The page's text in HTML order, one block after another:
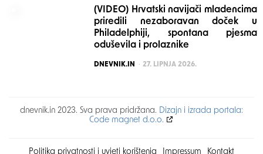
(VIDEO) Hrvatski navijači mladencima
priredili nezaboravan doček u
Philadelphiji, spontana pjesma
oduševila i prolaznike
POSTED
DNEVNIK.IN 27. LIPNJA 2026.
dnevnik.in 2023. Sva prava pridržana. Dizajn i izrada portala:
Code magnet d.o.o.
Politika privatnosti i uvjeti korištenja Impressum Kontakt